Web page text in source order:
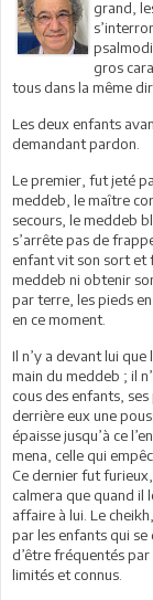
grand,
gros
tous dans la même
Les deux enfants
demandant pardon.
Le premier, fut jeté
meddeb, le maître
secours, le meddeb
s’arrête pas de
enfant vit son sort et
meddeb ni obtenir
par terre, les pieds
en ce moment.
Il n’y a devant lui
main du meddeb ; il
cous des enfants,
derrière eux une
épaisse jusqu’à ce
mena, celle qui
Ce dernier fut
calmera que quand il
affaire à lui. Le
par les enfants qui
d’être fréquentés
limités et connus.